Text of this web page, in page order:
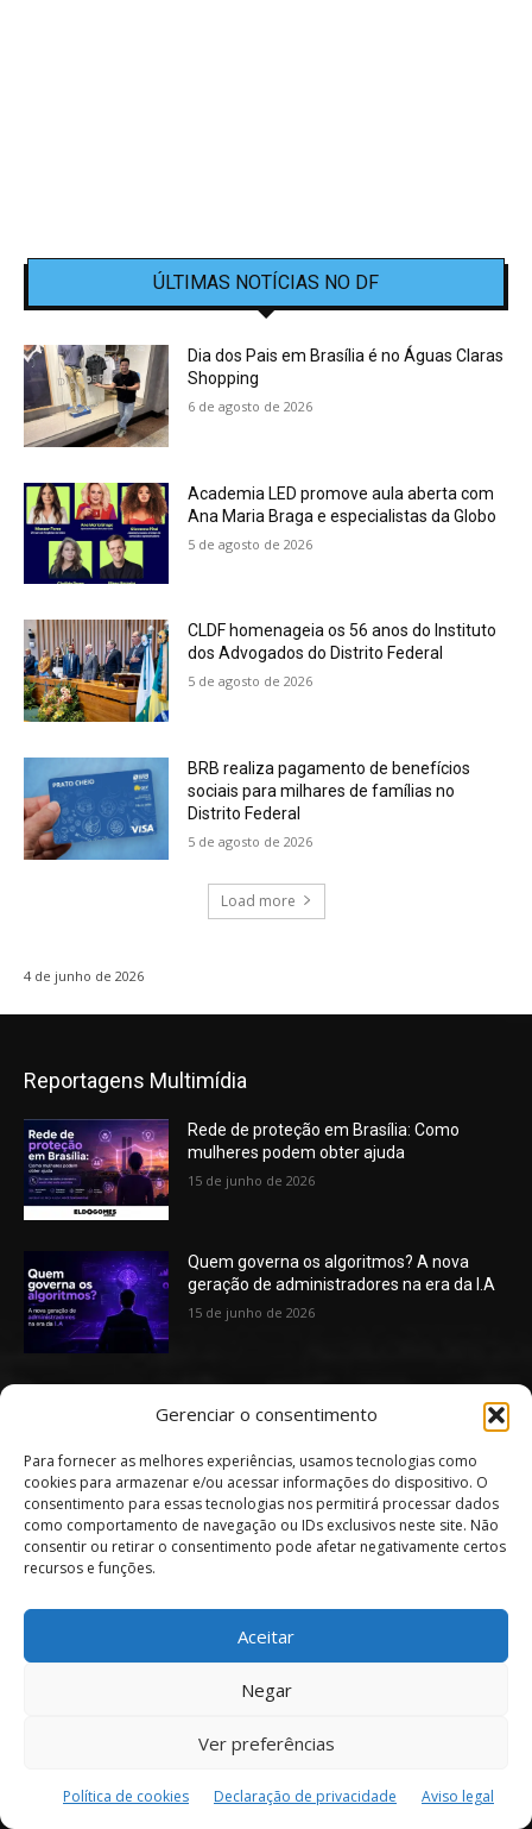
Gerenciar o consentimento
Para fornecer as melhores experiências, usamos tecnologias como
cookies para armazenar e/ou acessar informações do dispositivo. O
consentimento para essas tecnologias nos permitirá processar dados
como comportamento de navegação ou IDs exclusivos neste site. Não
consentir ou retirar o consentimento pode afetar negativamente certos
recursos e funções.
Aceitar
Negar
Ver preferências
Política de cookies Declaração de privacidade Aviso legal
ÚLTIMAS NOTÍCIAS NO DF
Dia dos Pais em Brasília é no Águas Claras
Shopping
6 de agosto de 2026
Academia LED promove aula aberta com
Ana Maria Braga e especialistas da Globo
5 de agosto de 2026
CLDF homenageia os 56 anos do Instituto
dos Advogados do Distrito Federal
5 de agosto de 2026
BRB realiza pagamento de benefícios
sociais para milhares de famílias no
Distrito Federal
5 de agosto de 2026
Load more
4 de junho de 2026
Reportagens Multimídia
Rede de proteção em Brasília: Como
mulheres podem obter ajuda
15 de junho de 2026
Quem governa os algoritmos? A nova
geração de administradores na era da I.A
15 de junho de 2026
valores que estão transformando o
4 de junho de 2026
Últimas notícias de Brasília
Academia LED promove aula aberta com
Ana Maria Braga e especialistas da Globo